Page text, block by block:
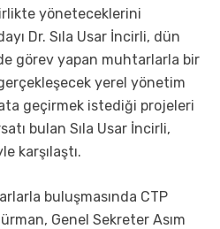
yöneteceklerini
Dr. Sıla Usar İncirli, dün
görev yapan muhtarlarla bir
yerel yönetim
geçirmek istediği projeleri
bulan Sıla Usar İncirli,
karşılaştı.
buluşmasında CTP
Genel Sekreter Asım